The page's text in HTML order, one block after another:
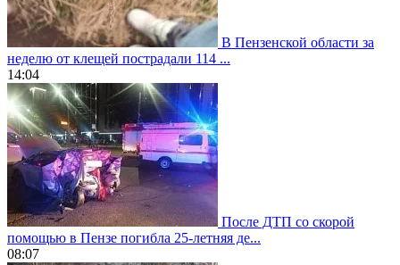
В Пензенской области за
неделю от клещей пострадали 114 ...
14:04
После ДТП со скорой
помощью в Пензе погибла 25-летняя де...
08:07